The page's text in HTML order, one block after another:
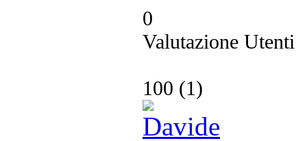
0
Valutazione Utenti
100 (1)